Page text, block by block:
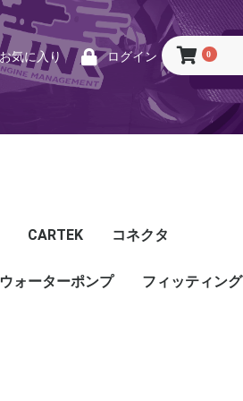
気に入り ログイン 0
CARTEK
CARTEK
コネクタ
Lambda
Ignition
Injector
Throttle. Accele
Honda
Subaru
Toyota
Mazda
Mitsubishi
Nissan
Porsche
その他
ウォーターポンプ フィッティング